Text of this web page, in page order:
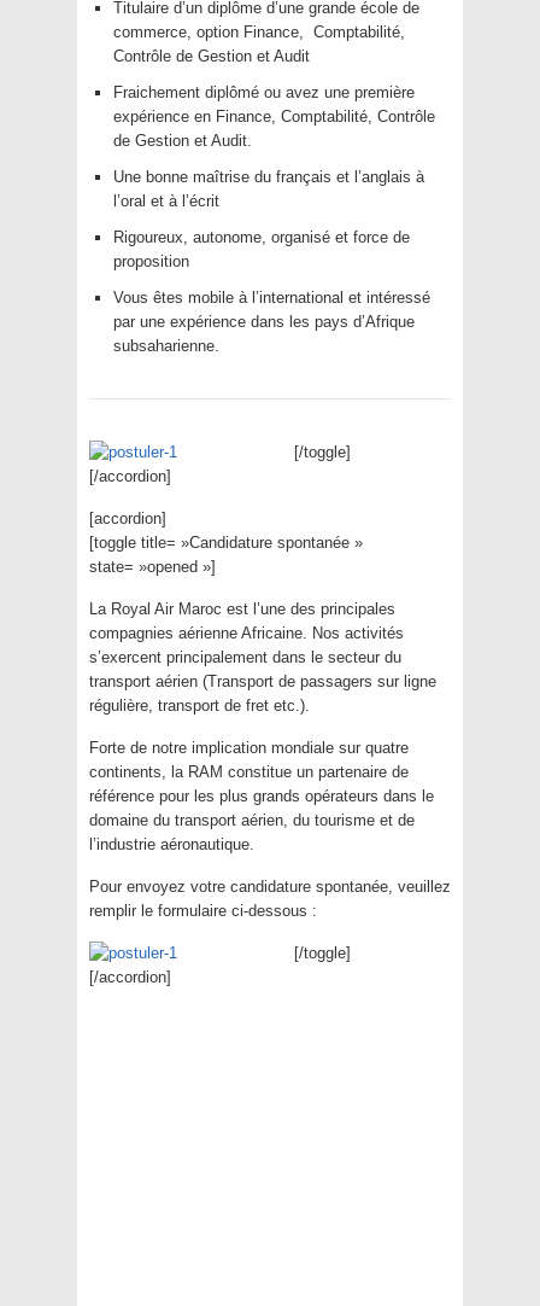
Titulaire d’un diplôme d’une grande école de
commerce, option Finance, Comptabilité,
Contrôle de Gestion et Audit
Fraichement diplômé ou avez une première
expérience en Finance, Comptabilité, Contrôle
de Gestion et Audit.
Une bonne maîtrise du français et l’anglais à
l’oral et à l’écrit
Rigoureux, autonome, organisé et force de
proposition
Vous êtes mobile à l’international et intéressé
par une expérience dans les pays d’Afrique
subsaharienne.
[/toggle]
[/accordion]
[accordion]
[toggle title= »Candidature spontanée »
state= »opened »]
La Royal Air Maroc est l’une des principales
compagnies aérienne Africaine. Nos activités
s’exercent principalement dans le secteur du
transport aérien (Transport de passagers sur ligne
régulière, transport de fret etc.).
Forte de notre implication mondiale sur quatre
continents, la RAM constitue un partenaire de
référence pour les plus grands opérateurs dans le
domaine du transport aérien, du tourisme et de
l’industrie aéronautique.
Pour envoyez votre candidature spontanée, veuillez
remplir le formulaire ci-dessous :
[/toggle]
[/accordion]